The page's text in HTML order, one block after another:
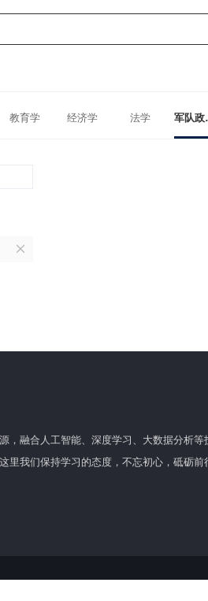
教育学 经济学 法学 军
，融合人工智能、深度学习、大数据分析
里我们保持学习的态度，不忘初心，砥砺前